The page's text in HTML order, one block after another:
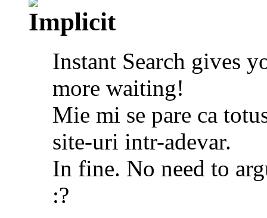
Instant Search gives
more waiting!
Mie mi se pare ca
site-uri intr-adevar.
In fine. No need to
:?